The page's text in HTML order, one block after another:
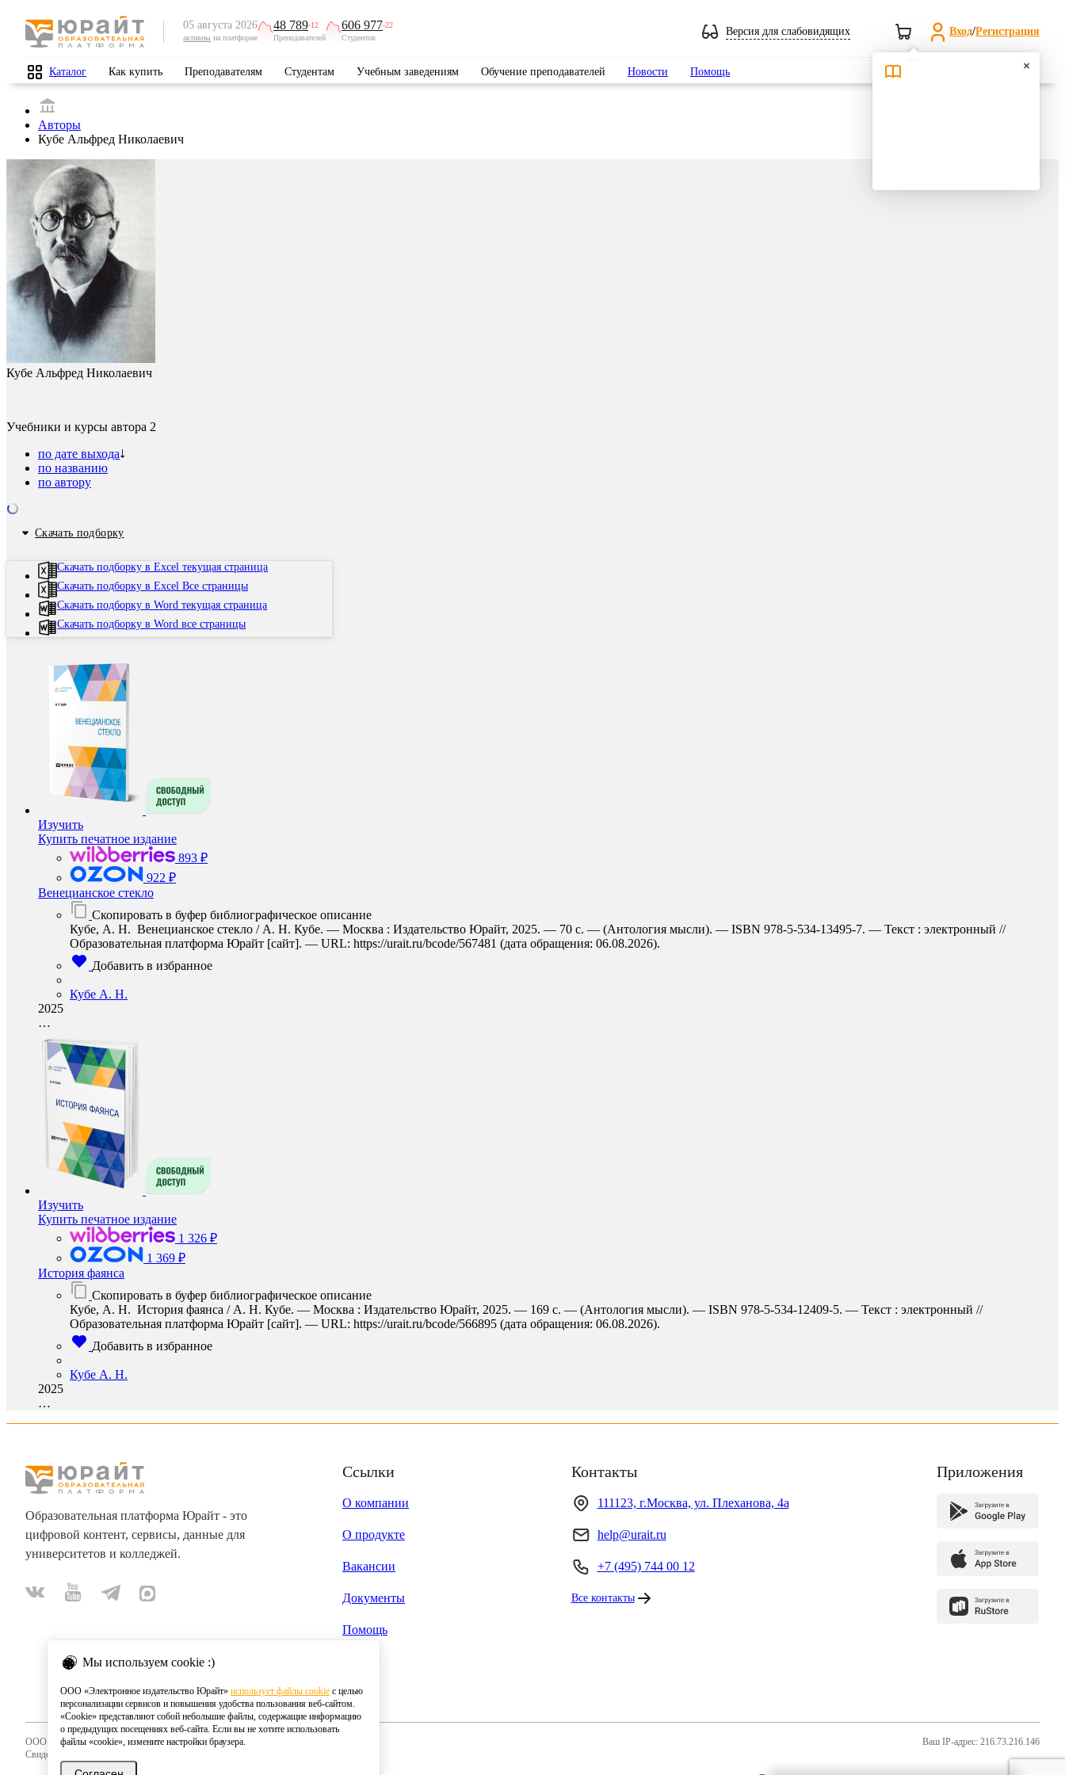
05 августа 2026
активны на платформе
48 789-12
Преподавателей
606 977-22
Студентов
Версия для слабовидящих Вход/Регистрация
Каталог Как купить Преподавателям Студентам Учебным заведениям Обучение преподавателей Новости Помощь Поиск
Авторы
Кубе Альфред Николаевич
Кубе Альфред Николаевич
Учебники и курсы автора 2
по дате выхода
по названию
по автору
Скачать подборку
Скачать подборку в Excel текущая страница
Скачать подборку в Excel Все страницы
Скачать подборку в Word текущая страница
Скачать подборку в Word все страницы
Изучить
Купить печатное издание
893 ₽
922 ₽
Венецианское стекло
Скопировать в буфер библиографическое описание
Кубе, А. Н. Венецианское стекло / А. Н. Кубе. — Москва : Издательство Юрайт, 2025. — 70 с. — (Антология мысли). — ISBN 978-5-534-13495-7. — Текст : электронный //
Образовательная платформа Юрайт [сайт]. — URL: https://urait.ru/bcode/567481 (дата обращения: 06.08.2026).
Добавить в избранное
Кубе А. Н.
2025
…
Изучить
Купить печатное издание
1 326 ₽
1 369 ₽
История фаянса
Скопировать в буфер библиографическое описание
Кубе, А. Н. История фаянса / А. Н. Кубе. — Москва : Издательство Юрайт, 2025. — 169 с. — (Антология мысли). — ISBN 978-5-534-12409-5. — Текст : электронный //
Образовательная платформа Юрайт [сайт]. — URL: https://urait.ru/bcode/566895 (дата обращения: 06.08.2026).
Добавить в избранное
Кубе А. Н.
2025
…
Мы используем cookie :)
ООО «Электронное издательство Юрайт» использует файлы cookie с целью
персонализации сервисов и повышения удобства пользования веб-сайтом.
«Cookie» представляют собой небольшие файлы, содержащие информацию
о предыдущих посещениях веб-сайта. Если вы не хотите использовать
файлы «cookie», измените настройки браузера.
Образовательная платформа Юрайт - это
цифровой контент, сервисы, данные для
университетов и колледжей.
Ссылки
О компании
О продукте
Вакансии
Документы
Помощь
Контакты
111123, г.Москва, ул. Плеханова, 4а
help@urait.ru
+7 (495) 744 00 12
Все контакты
Приложения
ООО «Электронное издательство Юрайт»
Свидетельство о регистрации СМИ 2020
Ваш IP-адрес: 216.73.216.146